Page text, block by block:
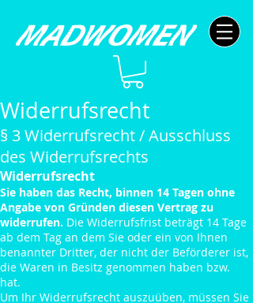
Widerrufsrecht
§ 3 Widerrufsrecht / Ausschluss
des Widerrufsrechts
​Widerrufsrecht
Sie haben das Recht, binnen 14 Tagen ohne
Angabe von Gründen diesen Vertrag zu
widerrufen. Die Widerrufsfrist beträgt 14 Tage
ab dem Tag an dem Sie oder ein von Ihnen
benannter Dritter, der nicht der Beförderer ist,
die Waren in Besitz genommen haben bzw.
hat.
Um Ihr Widerrufsrecht auszuüben, müssen Sie